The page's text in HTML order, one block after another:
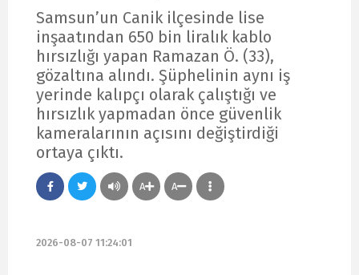
Samsun’un Canik ilçesinde lise
inşaatından 650 bin liralık kablo
hırsızlığı yapan Ramazan Ö. (33),
gözaltına alındı. Şüphelinin aynı iş
yerinde kalıpçı olarak çalıştığı ve
hırsızlık yapmadan önce güvenlik
kameralarının açısını değiştirdiği
ortaya çıktı.
A A
2026-08-07 11:24:01